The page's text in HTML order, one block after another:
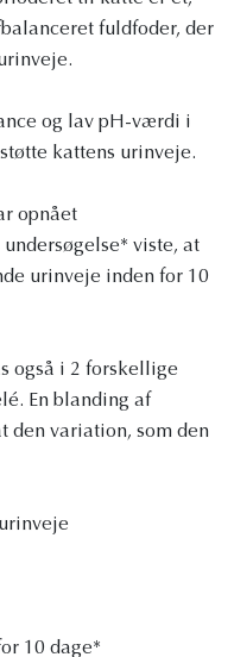
fuldfoder, der
og lav pH-værdi i
kattens urinveje.
opnået
viste, at
urinveje inden for 10
også i 2 forskellige
En blanding af
den variation, som den
10 dage*